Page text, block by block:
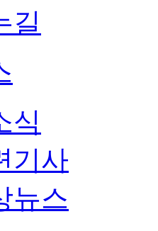
길
식
기사
뉴스